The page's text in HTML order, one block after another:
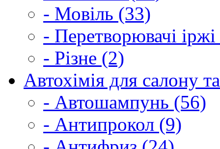
- Мовіль (33)
- Перетворювачі
- Різне (2)
Автохімія для салону
- Автошампунь (56)
- Антипрокол (9)